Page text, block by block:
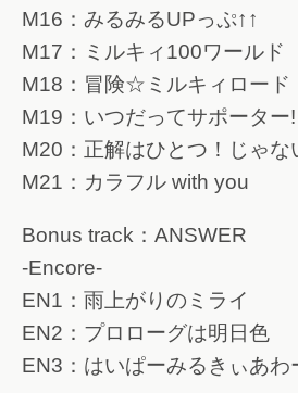
M16：みるみるUPっぷ↑↑
M17：ミルキィ100ワールド
M18：冒険☆ミルキィロード
M19：いつだってサポーター!
M20：正解はひとつ！じゃな
M21：カラフル with you
Bonus track：ANSWER
-Encore-
EN1：雨上がりのミライ
EN2：プロローグは明日色
EN3：はいぱーみるきぃあわ